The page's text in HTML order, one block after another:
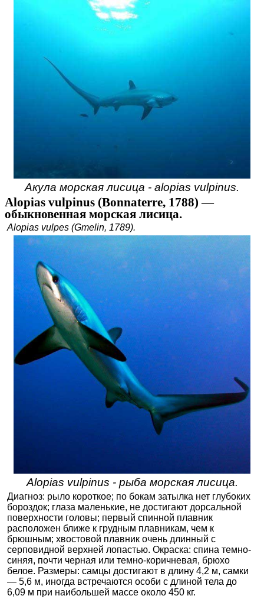
Акула морская лисица - alopias vulpinus.
Alopias vulpinus (Bonnaterre, 1788) —
обыкновенная морская лисица.
Alopias vulpes (Gmelin, 1789).
Alopias vulpinus - рыба морская лисица.
Диагноз: рыло короткое; по бокам затылка нет глубоких
бороздок; глаза маленькие, не достигают дорсальной
поверхности головы; первый спинной плавник
расположен ближе к грудным плавникам, чем к
брюшным; хвостовой плавник очень длинный с
серповидной верхней лопастью. Окраска: спина темно-
синяя, почти черная или темно-коричневая, брюхо
белое. Размеры: самцы достигают в длину 4,2 м, самки
— 5,6 м, иногда встречаются особи с длиной тела до
6,09 м при наибольшей массе около 450 кг.